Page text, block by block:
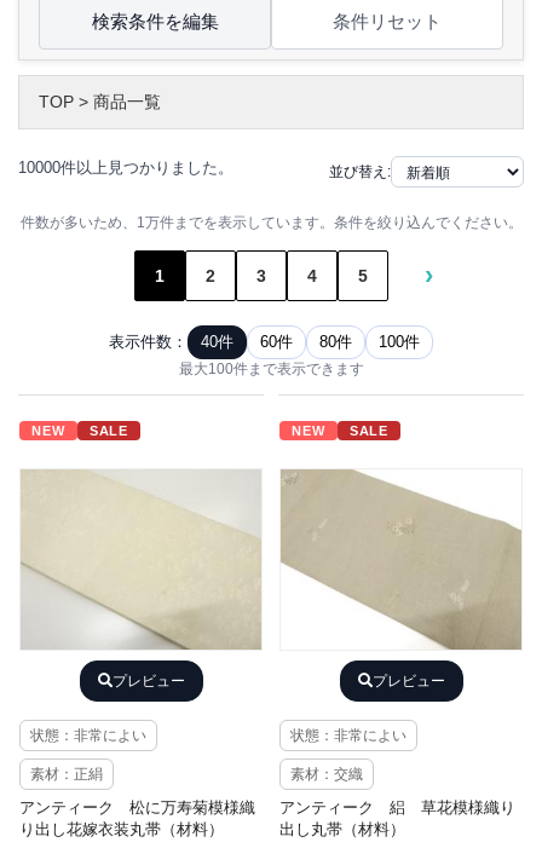
検索条件を編集 条件リセット
TOP > 商品一覧
10000件以上見つかりました。 並び替え:
件数が多いため、1万件までを表示しています。条件を絞り込んでください。
1 2 3 4 5 ›
表示件数： 40件 60件 80件 100件
最大100件まで表示できます
NEW SALE
プレビュー
状態：非常によい
素材：正絹
アンティーク 松に万寿菊模様織
り出し花嫁衣装丸帯（材料）
NEW SALE
プレビュー
状態：非常によい
素材：交織
アンティーク 絽 草花模様織り
出し丸帯（材料）